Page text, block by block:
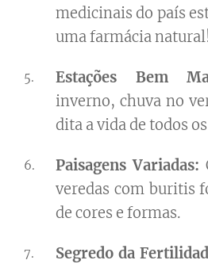
medicinais do país
uma farmácia
Estações Bem
inverno, chuva no
dita a vida de todos
Paisagens Variadas:
veredas com buritis
de cores e formas.
Segredo da